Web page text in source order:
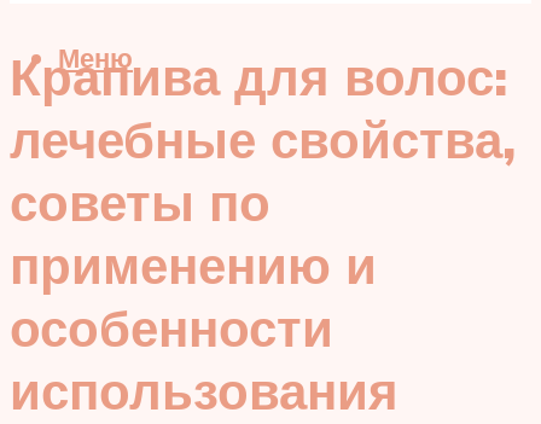
Меню
Крапива для волос:
лечебные свойства,
советы по
применению и
особенности
использования